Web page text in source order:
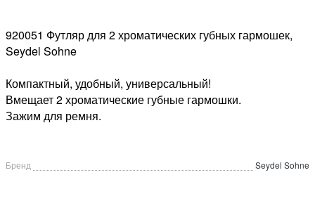
920051 Футляр для 2 хроматических губных гармошек,
Seydel Sohne
Компактный, удобный, универсальный!
Вмещает 2 хроматические губные гармошки.
Зажим для ремня.
Бренд Seydel Sohne